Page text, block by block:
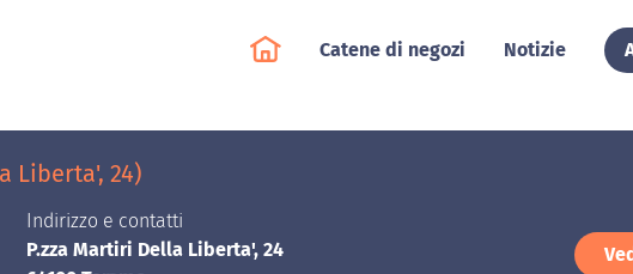
Catene di negozi Notizie
Liberta', 24)
Indirizzo e contatti
P.zza Martiri Della Liberta', 24